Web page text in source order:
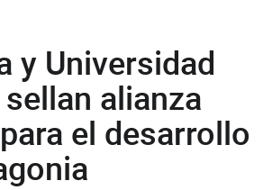
y Universidad
alianza
el desarrollo